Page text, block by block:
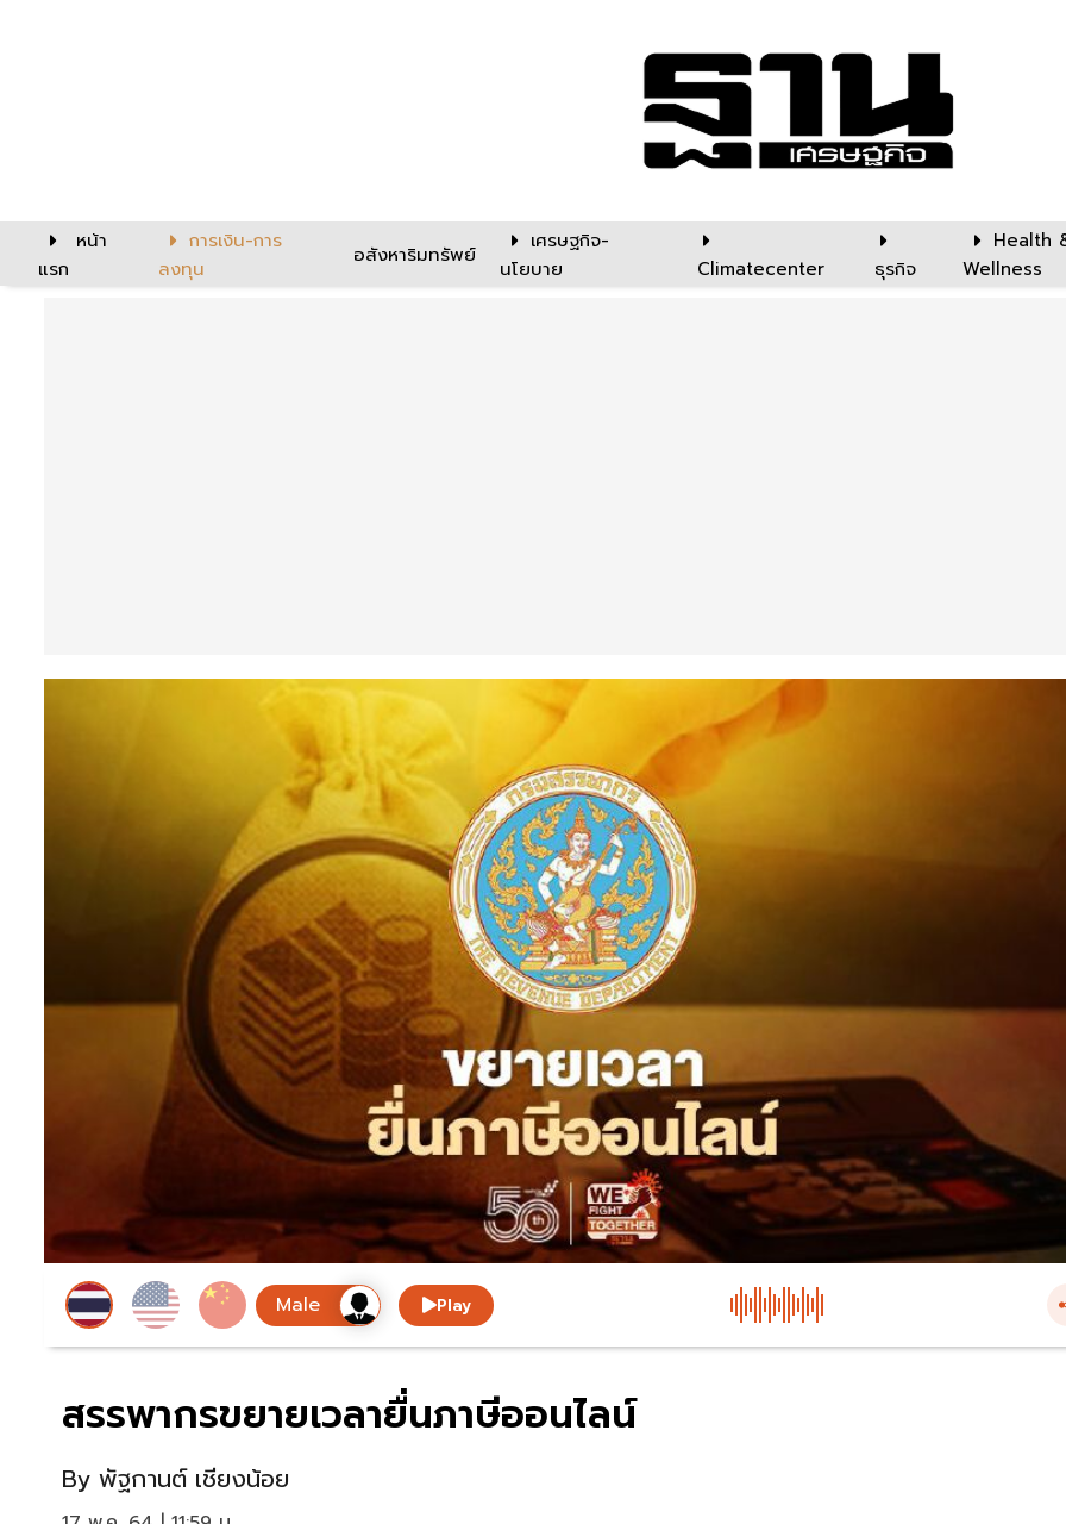
หน้า
แรก
การเงิน-การ
ลงทุน
อสังหาริมทรัพย์
เศรษฐกิจ-
นโยบาย
Climatecenter ธุรกิจ
Health
Wellness
Play
สรรพากรขยายเวลายื่นภาษีออนไลน์
By พัฐกานต์ เชียงน้อย